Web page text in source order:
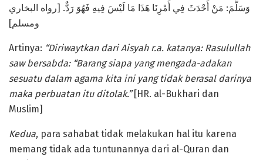
وَسَلَّمَ: مَنْ أَحْدَثَ فِي أَمْرِنَا هَذَا مَا لَيْسَ فِيهِ فَهُوَ رَدٌّ. [رواه البخاري
ومسلم]
Artinya: “Diriwaytkan dari Aisyah r.a. katanya: Rasulullah
saw bersabda: “Barang siapa yang mengada-adakan
sesuatu dalam agama kita ini yang tidak berasal darinya
maka perbuatan itu ditolak.”[HR. al-Bukhari dan
Muslim]
Kedua, para sahabat tidak melakukan hal itu karena
memang tidak ada tuntunannya dari al-Quran dan